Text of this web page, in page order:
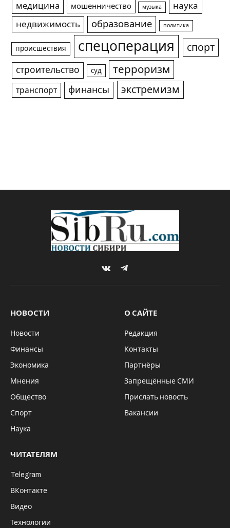
медицина
мошенничество музыка
наука
недвижимость
образование политика
происшествия спецоперация спорт
строительство суд терроризм
транспорт финансы экстремизм
VKontakteTelegram
НОВОСТИ
Новости
Финансы
Экономика
Мнения
Общество
Спорт
Наука
О САЙТЕ
Редакция
Контакты
Партнёры
Запрещённые СМИ
Прислать новость
Вакансии
ЧИТАТЕЛЯМ
Telegram
ВКонтакте
Видео
Технологии